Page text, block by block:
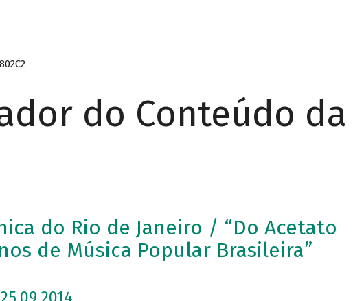
do Conteúdo da
do Rio de Janeiro / “Do Acetato
de Música Popular Brasileira”